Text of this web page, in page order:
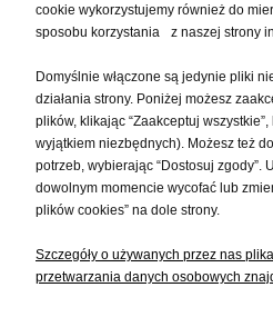
O NAS
cookie wykorzystujemy również do
sposobu korzystania z naszej strony
Domyślnie włączone są jedynie pliki
działania strony. Poniżej możesz
plików, klikając “Zaakceptuj
wyjątkiem niezbędnych). Możesz też
potrzeb, wybierając “Dostosuj zgody”.
dowolnym momencie wycofać lub
plików cookies” na dole strony.
Szczegóły o używanych przez nas
przetwarzania danych osobowych